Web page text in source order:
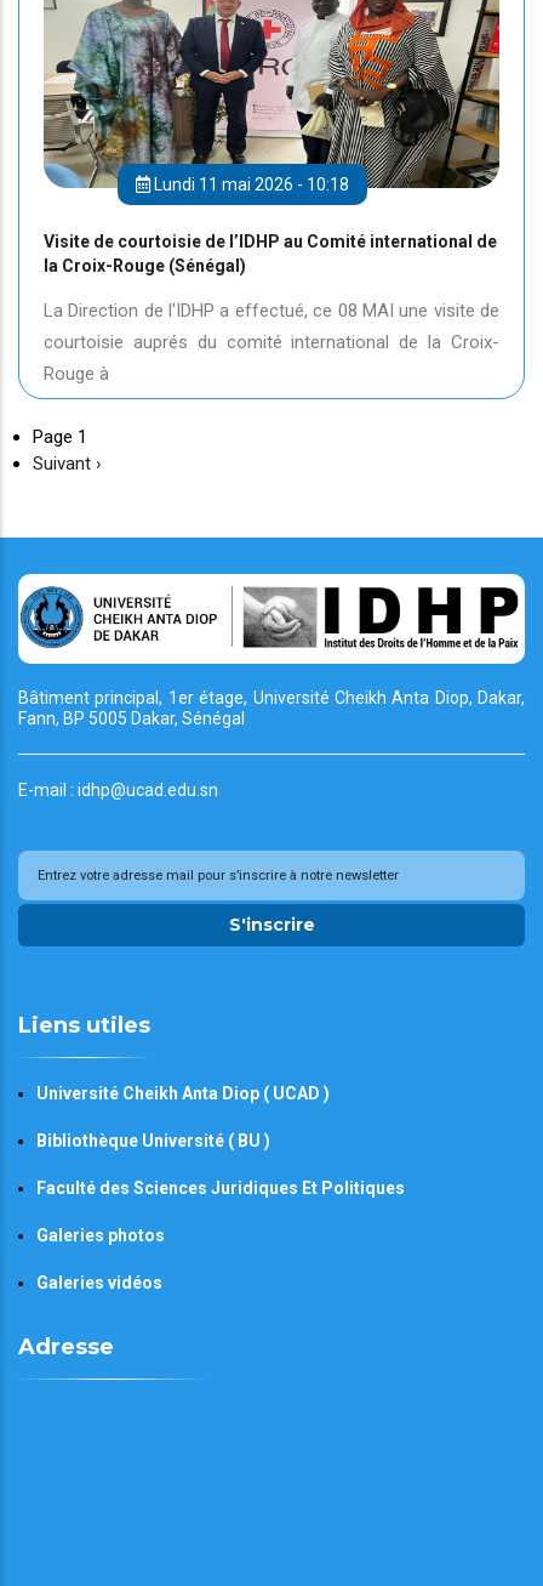
Lundi 11 mai 2026 - 10:18
Visite de courtoisie de l’IDHP au Comité international de
la Croix-Rouge (Sénégal)
La Direction de l'IDHP a effectué, ce 08 MAI une visite de
courtoisie auprés du comité international de la Croix-
Rouge à
Page 1
Page
Suivant ›
Bâtiment principal, 1er étage, Université CheikhAnta Diop, Dakar,
Fann, BP 5005 Dakar, Sénégal
E-mail : idhp@ucad.edu.sn
S'inscrire
Liens utiles
Université Cheikh Anta Diop ( UCAD )
Bibliothèque Université ( BU )
Faculté des Sciences Juridiques Et Politiques
Galeries photos
Galeries vidéos
Adresse